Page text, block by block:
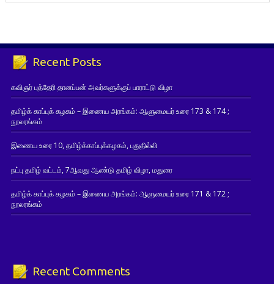
Recent Posts
கவிஞர் புத்தேரி தானப்பன் அவர்களுக்குப் பாராட்டு விழா
தமிழ்க் காப்புக் கழகம் – இணைய அரங்கம்: ஆளுமையர் உரை 173 & 174 ;
நூலரங்கம்
இணைய உரை 10, தமிழ்க்காப்புக்கழகம், புதுதில்லி
நட்பு தமிழ் வட்டம், 7ஆவது ஆண்டு தமிழ் விழா, மதுரை
தமிழ்க் காப்புக் கழகம் – இணைய அரங்கம்: ஆளுமையர் உரை 171 & 172 ;
நூலரங்கம்
Recent Comments